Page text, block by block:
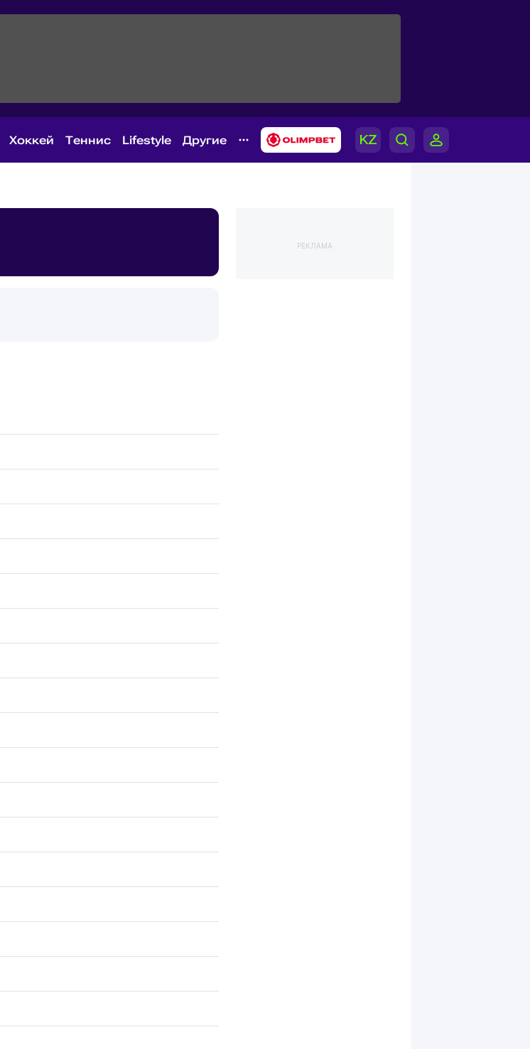
Хоккей Теннис Lifestyle Другие
РЕКЛАМА